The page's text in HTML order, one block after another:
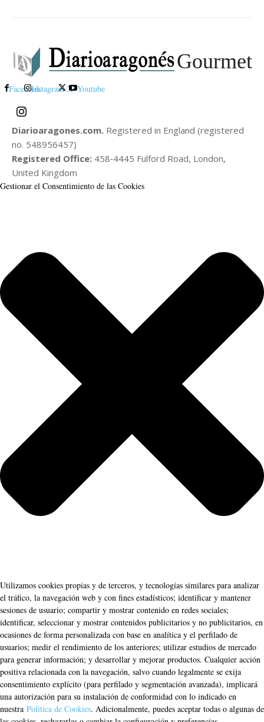
Gourmet
FacebookInstagram X Youtube
Diarioaragones.com. Registered in England (registered
no. 548956457)
Registered Office: 458‑4445 Fulford Road, London,
United Kingdom
Gestionar el Consentimiento de las Cookies
Utilizamos cookies propias y de terceros, y tecnologías similares para analizar
el tráfico, la navegación web y con fines estadísticos; identificar y mantener
sesiones de usuario; compartir y mostrar contenido en redes sociales;
identificar, seleccionar y mostrar contenidos publicitarios y no publicitarios, en
ocasiones de forma personalizada con base en analítica y el perfilado de
usuarios; medir el rendimiento de los anteriores; utilizar estudios de mercado
para generar información; y desarrollar y mejorar productos. Cualquier acción
positiva relacionada con la navegación, salvo cuando legalmente se exija
consentimiento explícito (para perfilado y segmentación avanzada), implicará
una autorización para su instalación de conformidad con lo indicado en
nuestra Política de Cookies. Adicionalmente, puedes aceptar todas o algunas de